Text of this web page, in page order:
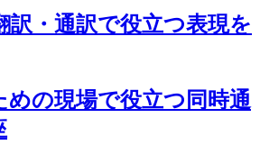
訳・通訳で役立つ表現を
めの現場で役立つ同時通